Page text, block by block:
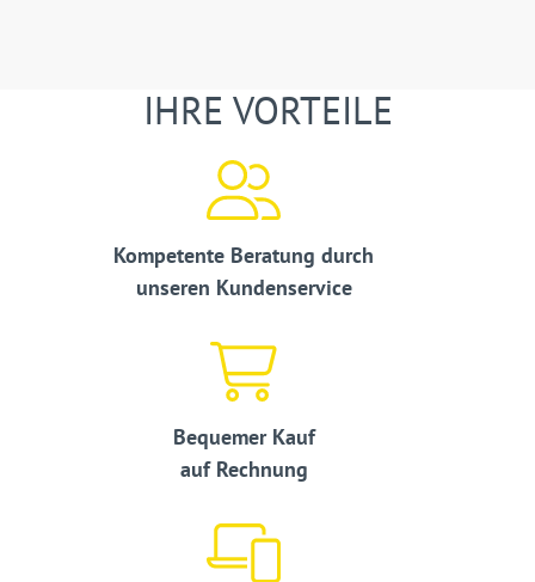
IHRE VORTEILE
Kompetente Beratung durch
unseren Kundenservice
Bequemer Kauf
auf Rechnung